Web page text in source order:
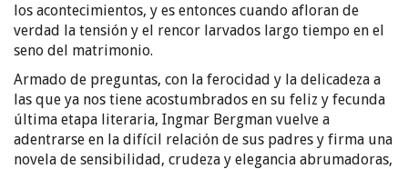
los acontecimientos, y es entonces cuando afloran de
verdad la tensión y el rencor larvados largo tiempo en el
seno del matrimonio.
Armado de preguntas, con la ferocidad y la delicadeza a
las que ya nos tiene acostumbrados en su feliz y fecunda
última etapa literaria, Ingmar Bergman vuelve a
adentrarse en la difícil relación de sus padres y firma una
novela de sensibilidad, crudeza y elegancia abrumadoras,